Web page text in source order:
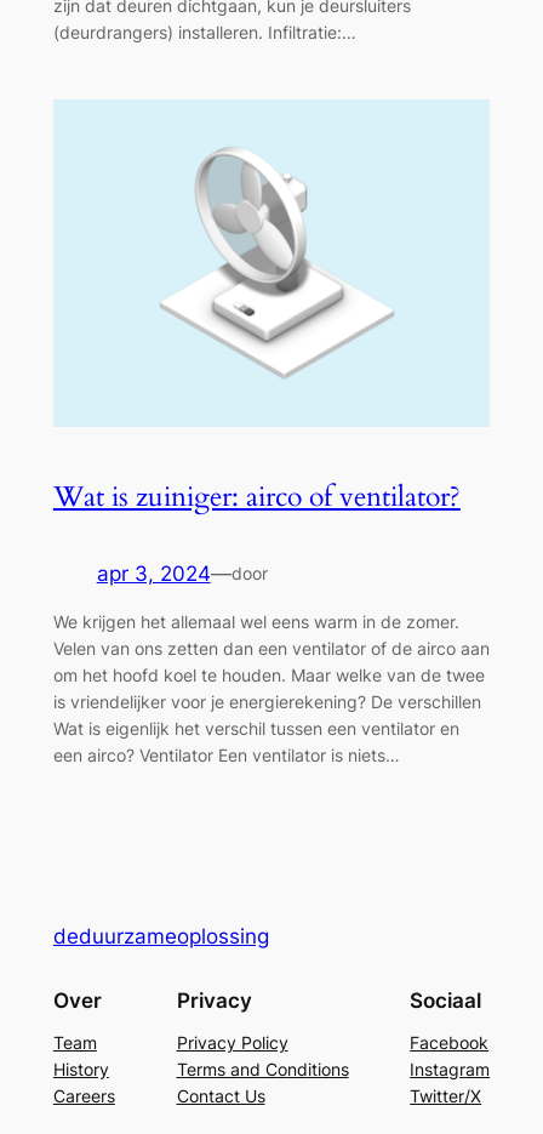
zijn dat deuren dichtgaan, kun je deursluiters
(deurdrangers) installeren. Infiltratie:…
Wat is zuiniger: airco of ventilator?
apr 3, 2024—door
We krijgen het allemaal wel eens warm in de zomer.
Velen van ons zetten dan een ventilator of de airco aan
om het hoofd koel te houden. Maar welke van de twee
is vriendelijker voor je energierekening? De verschillen
Wat is eigenlijk het verschil tussen een ventilator en
een airco? Ventilator Een ventilator is niets…
deduurzameoplossing
Over
Team
History
Careers
Privacy
Privacy Policy
Terms and Conditions
Contact Us
Sociaal
Facebook
Instagram
Twitter/X